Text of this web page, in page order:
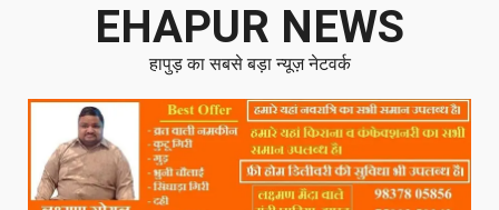
EHAPUR NEWS
हापुड़ का सबसे बड़ा न्यूज़ नेटवर्क